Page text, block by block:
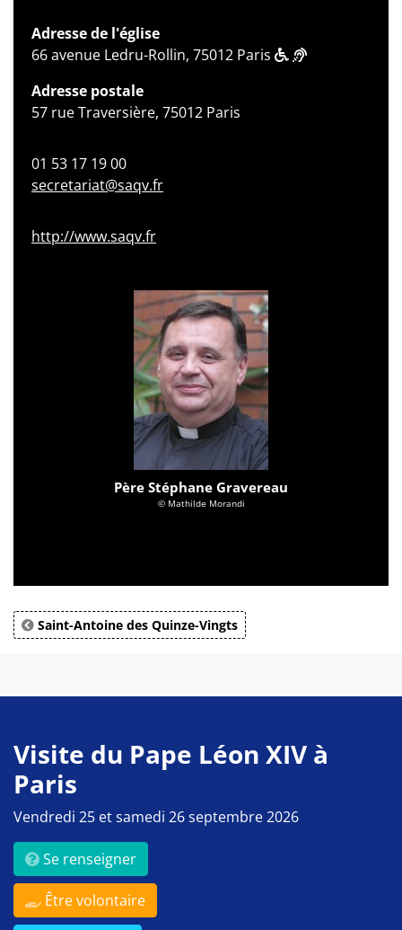
Adresse de l'église
66 avenue Ledru-Rollin, 75012 Paris
Adresse postale
57 rue Traversière, 75012 Paris
01 53 17 19 00
secretariat@saqv.fr
http://www.saqv.fr
Père Stéphane Gravereau
© Mathilde Morandi
Saint-Antoine des Quinze-Vingts
Visite du Pape Léon XIV à
Paris
Vendredi 25 et samedi 26 septembre 2026
Se renseigner
Être volontaire